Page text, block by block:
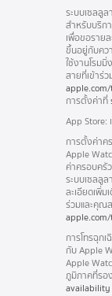
ระบบเซลลูล
สำหรับบริก
เพื่อขอรายล
ขึ้นอยู่กับคว
ใช้งานโรมมิ่
สายที่เข้าร่
การตั้งค่าที่
App Store:
การตั้งค่าค
Apple
ค่าครอบครั
ระบบเซลลู
ละเอียดเพิ่ม
ร่วมและคุณ
การโทรฉุกเ
กับ Apple
Apple
ภูมิภาคที่รอ
availability